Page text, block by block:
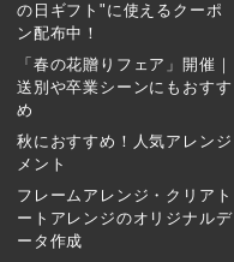
の日ギフト"に使えるクーポ
ン配布中！
「春の花贈りフェア」開催｜
送別や卒業シーンにもおすす
め
秋におすすめ！人気アレンジ
メント
フレームアレンジ・クリアト
ートアレンジのオリジナルデ
ータ作成